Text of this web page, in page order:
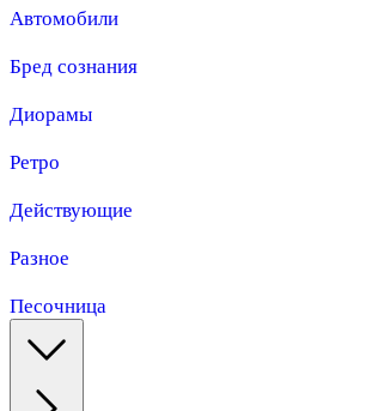
Автомобили
Бред сознания
Диорамы
Ретро
Действующие
Разное
Песочница